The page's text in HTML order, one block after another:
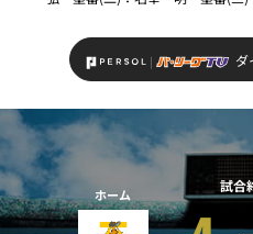
ダ
ホーム 試合